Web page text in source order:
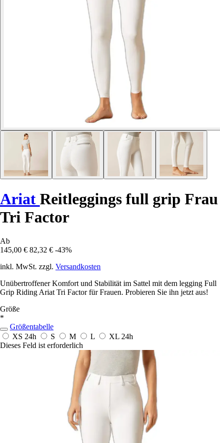
Ariat Reitleggings full grip Frau
Tri Factor
Ab
145,00 € 82,32 € -43%
inkl. MwSt. zzgl. Versandkosten
Unübertroffener Komfort und Stabilität im Sattel mit dem legging Full
Grip Riding Ariat Tri Factor für Frauen. Probieren Sie ihn jetzt aus!
Größe
*
Größentabelle
XS 24h S M L XL 24h
Dieses Feld ist erforderlich